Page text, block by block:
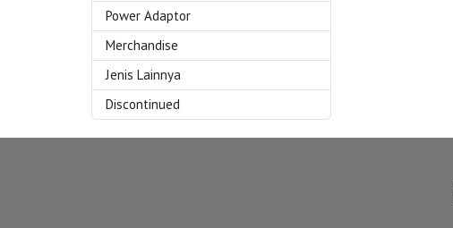
Power Adaptor
Merchandise
Jenis Lainnya
Discontinued